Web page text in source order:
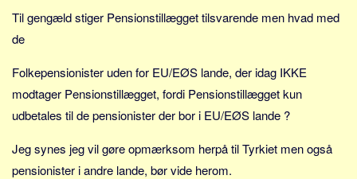
Frankrig
Sverige
Thailand
Italien
USA
Til gengæld stiger Pensionstillægget tilsvarende men hvad med
de
Folkepensionister uden for EU/EØS lande, der idag IKKE
modtager Pensionstillægget, fordi Pensionstillægget kun
udbetales til de pensionister der bor i EU/EØS lande ?
Jeg synes jeg vil gøre opmærksom herpå til Tyrkiet men også
pensionister i andre lande, bør vide herom.